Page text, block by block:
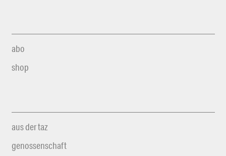
abo
shop
aus der taz
genossenschaft